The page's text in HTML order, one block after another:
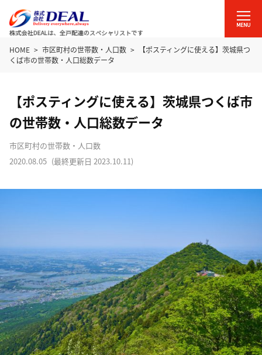
HOME 市区町村の世帯数・人口数
【ポスティングに使える】茨城県つ
くば市の世帯数・人口総数データ
【ポスティングに使える】茨城県つくば市
の世帯数・人口総数データ
市区町村の世帯数・人口数
2020.08.05 (最終更新日 2023.10.11)